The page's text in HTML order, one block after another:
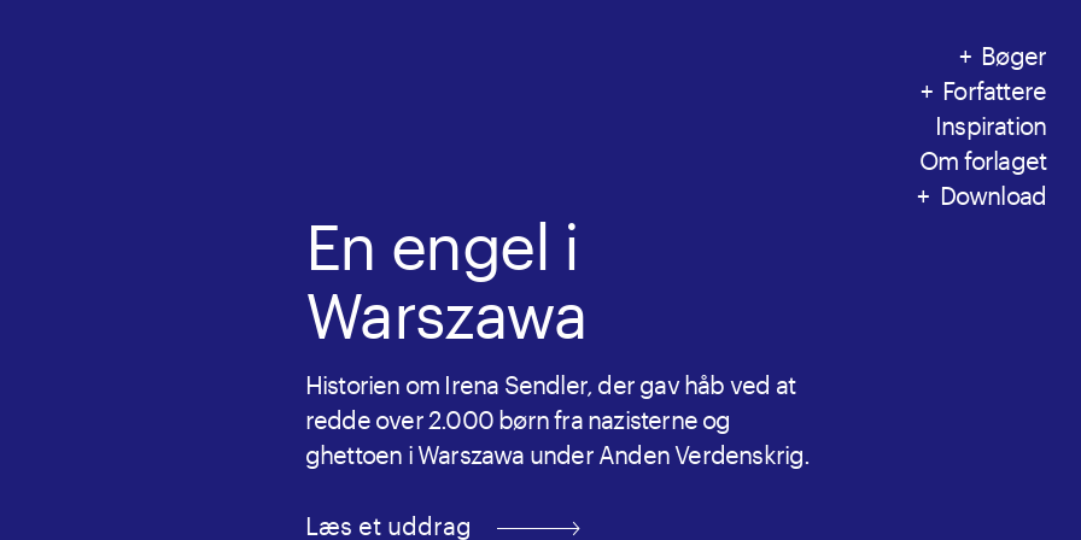
Bøger
Forfattere
Inspiration
Om forlaget
Download
En engel i
Warszawa
Historien om Irena Sendler, der gav håb ved at
redde over 2.000 børn fra nazisterne og
ghettoen i Warszawa under Anden Verdenskrig.
Læs et uddrag